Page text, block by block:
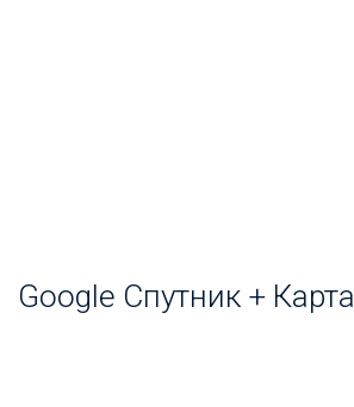
Google Спутник + Карта